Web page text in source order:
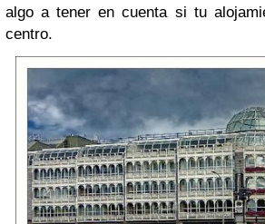
algo a tener en cuenta si tu
centro.